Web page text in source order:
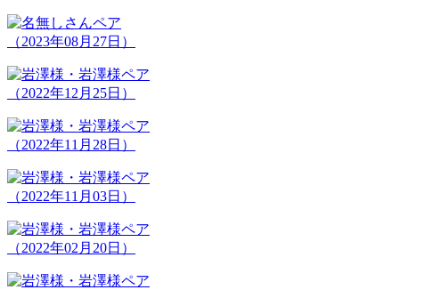
（2023年08月27日）
（2022年12月25日）
（2022年11月28日）
（2022年11月03日）
（2022年02月20日）